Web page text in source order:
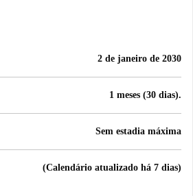
2 de janeiro de 2030
1 meses (30 dias).
Sem estadia máxima
(Calendário atualizado há 7 dias)